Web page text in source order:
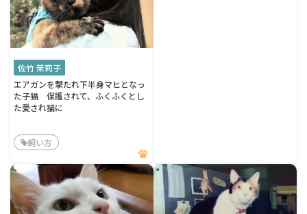
佐竹 茉莉子
エアガンを撃たれ下半身マヒとなっ
た子猫 保護されて、ふくふくとし
た愛され猫に
飼い方